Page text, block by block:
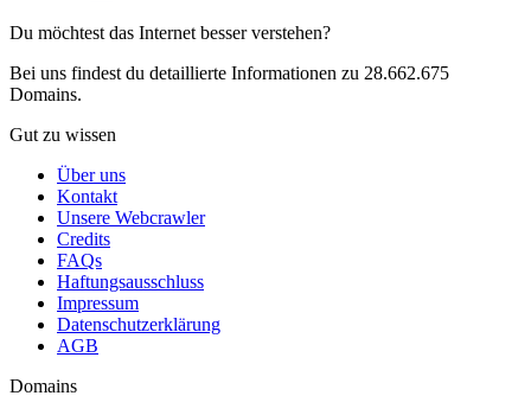
Du möchtest das Internet besser verstehen?
Bei uns findest du detaillierte Informationen zu 28.662.675
Domains.
Gut zu wissen
Über uns
Kontakt
Unsere Webcrawler
Credits
FAQs
Haftungsausschluss
Impressum
Datenschutzerklärung
AGB
Domains